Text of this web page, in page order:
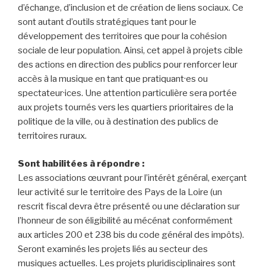
d’échange, d’inclusion et de création de liens sociaux. Ce
sont autant d’outils stratégiques tant pour le
développement des territoires que pour la cohésion
sociale de leur population. Ainsi, cet appel à projets cible
des actions en direction des publics pour renforcer leur
accès à la musique en tant que pratiquant·es ou
spectateur·ices. Une attention particulière sera portée
aux projets tournés vers les quartiers prioritaires de la
politique de la ville, ou à destination des publics de
territoires ruraux.
Sont habilitées à répondre :
Les associations œuvrant pour l’intérêt général, exerçant
leur activité sur le territoire des Pays de la Loire (un
rescrit fiscal devra être présenté ou une déclaration sur
l’honneur de son éligibilité au mécénat conformément
aux articles 200 et 238 bis du code général des impôts).
Seront examinés les projets liés au secteur des
musiques actuelles. Les projets pluridisciplinaires sont